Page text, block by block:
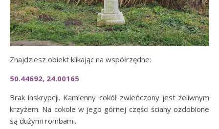
Znajdziesz obiekt klikając na współrzędne:
50.44692, 24.00165
Brak inskrypcji. Kamienny cokół zwieńczony jest żeliwnym
krzyżem. Na cokole w jego górnej części ściany ozdobione
są dużymi rombami.